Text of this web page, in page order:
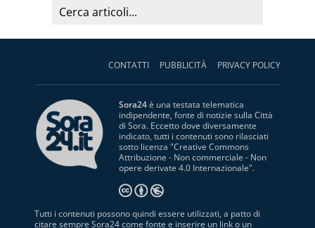
CONTATTI PUBBLICITÀ PRIVACY POLICY
Sora24è una testata telematica
indipendente, fonte di notizie sulla Città
di Sora. Eccetto dove diversamente
indicato, tutti i contenuti sono rilasciati
sotto licenza "Creative Commons
Attribuzione - Non commerciale - Non
opere derivate 4.0 Internazionale".
Tutti i contenuti possono quindi essere utilizzati, a patto di
citare sempre Sora24 come fonte e inserire un link o un